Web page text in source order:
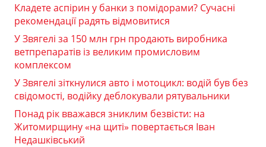
Кладете аспірин у банки з помідорами? Сучасні
рекомендації радять відмовитися
У Звягелі за 150 млн грн продають виробника
ветпрепаратів із великим промисловим
комплексом
У Звягелі зіткнулися авто і мотоцикл: водій був без
свідомості, водійку деблокували рятувальники
Понад рік вважався зниклим безвісти: на
Житомирщину «на щиті» повертається Іван
Недашківський